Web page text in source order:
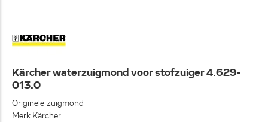
Kärcher waterzuigmond voor stofzuiger 4.629-
013.0
Originele zuigmond
Merk Kärcher